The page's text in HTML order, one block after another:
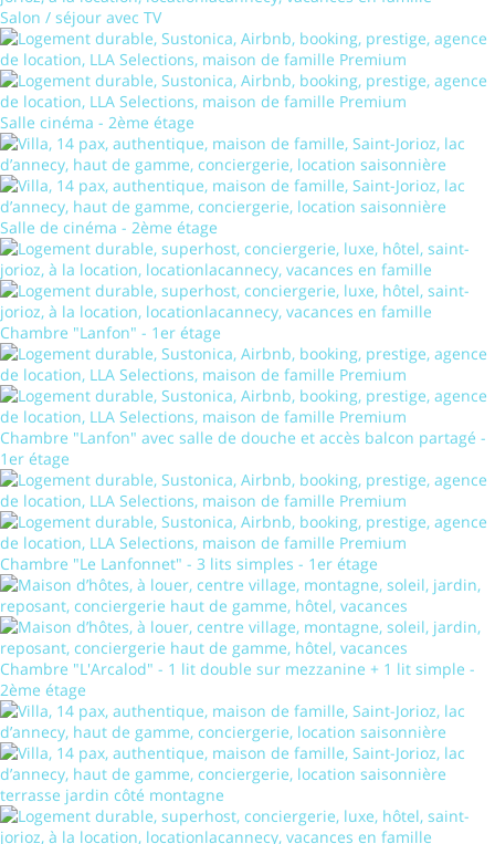
Salon / séjour avec TV
Salle cinéma - 2ème étage
Salle de cinéma - 2ème étage
Chambre "Lanfon" - 1er étage
Chambre "Lanfon" avec salle de douche et accès balcon partagé -
1er étage
Chambre "Le Lanfonnet" - 3 lits simples - 1er étage
Chambre "L'Arcalod" - 1 lit double sur mezzanine + 1 lit simple -
2ème étage
terrasse jardin côté montagne